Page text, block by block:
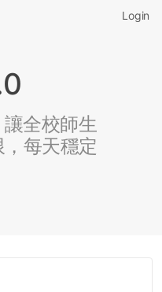
Login
全校師生
每天穩定